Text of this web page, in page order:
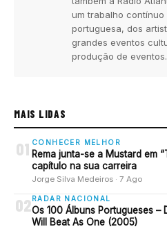
um trabalho
portuguesa, dos
grandes eventos
produção de eventos.
MAIS LIDAS
01 CONHECER MELHOR
Rema junta-se a Mustard em
capítulo na sua carreira
Jorge Silva Medeiros · 7 Ago
02 RADAR NACIONAL
Os 100 Álbuns Portugueses –
Will Beat As One (2005)